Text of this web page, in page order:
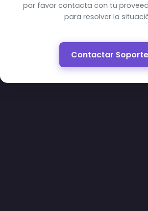
por favor contacta con tu
para resolver la
Contactar Soporte